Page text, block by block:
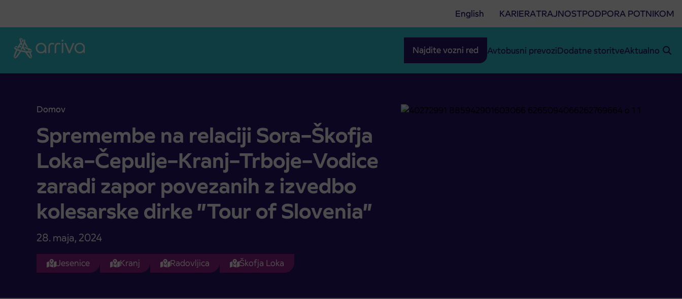
English KARIERATRAJNOSTPODPORA POTNIKOM
Najdite vozni red Avtobusni prevoziDodatne storitveAktualno
Domov
Spremembe na relaciji Sora–Škofja Loka–Čepulje–Kranj–Trboje–Vodice zaradi zapor povezanih z izvedbo kolesarske dirke ”Tour of Slovenia”
Spremembe na relaciji Sora–Škofja
Loka–Čepulje–Kranj–Trboje–Vodice
zaradi zapor povezanih z izvedbo
kolesarske dirke ”Tour of Slovenia”
28. maja, 2024
Jesenice Kranj Radovljica Škofja Loka